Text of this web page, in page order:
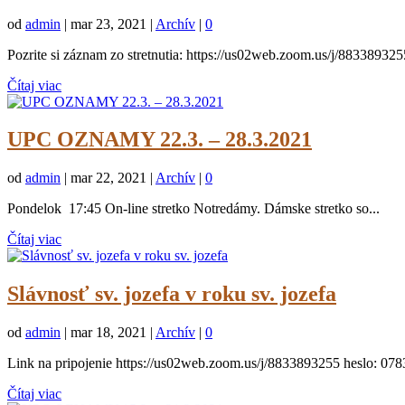
od admin | mar 23, 2021 | Archív | 0
Pozrite si záznam zo stretnutia: https://us02web.zoom.us/j/
Čítaj viac
UPC OZNAMY 22.3. – 28.3.2021
od admin | mar 22, 2021 | Archív | 0
Pondelok 17:45 On-line stretko Notredámy. Dámske stretko so...
Čítaj viac
Slávnosť sv. jozefa v roku sv. jozefa
od admin | mar 18, 2021 | Archív | 0
Link na pripojenie https://us02web.zoom.us/j/8833893255 heslo:
Čítaj viac